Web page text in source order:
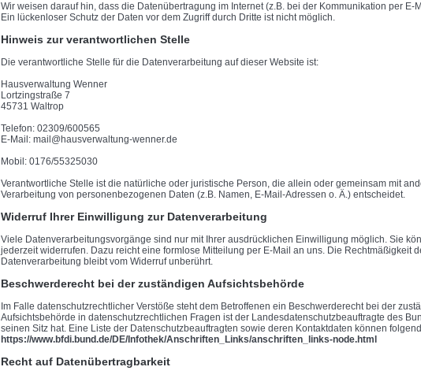
Wir weisen darauf hin, dass die Datenübertragung im Internet (z.B. bei der Kommunikation per
Ein lückenloser Schutz der Daten vor dem Zugriff durch Dritte ist nicht möglich.
Hinweis zur verantwortlichen Stelle
Die verantwortliche Stelle für die Datenverarbeitung auf dieser Website ist:
Hausverwaltung Wenner
Lortzingstraße 7
45731 Waltrop
Telefon: 02309/600565
E-Mail: mail@hausverwaltung-wenner.de
Mobil: 0176/55325030
Verantwortliche Stelle ist die natürliche oder juristische Person, die allein oder gemeinsam mit
Verarbeitung von personenbezogenen Daten (z.B. Namen, E-Mail-Adressen o. Ä.) entscheidet.
Widerruf Ihrer Einwilligung zur Datenverarbeitung
Viele Datenverarbeitungsvorgänge sind nur mit Ihrer ausdrücklichen Einwilligung möglich. Sie
jederzeit widerrufen. Dazu reicht eine formlose Mitteilung per E-Mail an uns. Die Rechtmäßigkeit
Datenverarbeitung bleibt vom Widerruf unberührt.
Beschwerderecht bei der zuständigen Aufsichtsbehörde
Im Falle datenschutzrechtlicher Verstöße steht dem Betroffenen ein Beschwerderecht bei der
Aufsichtsbehörde in datenschutzrechtlichen Fragen ist der Landesdatenschutzbeauftragte des
seinen Sitz hat. Eine Liste der Datenschutzbeauftragten sowie deren Kontaktdaten können
https://www.bfdi.bund.de/DE/Infothek/Anschriften_Links/anschriften_links-node.html
Recht auf Datenübertragbarkeit